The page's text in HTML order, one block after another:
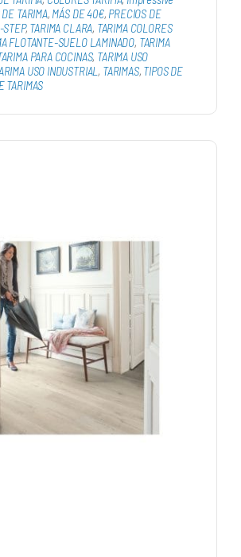
TARIMA, MÁS DE 40€, PRECIOS DE
STEP, TARIMA CLARA, TARIMA COLORES
FLOTANTE-SUELO LAMINADO, TARIMA
PARA COCINAS, TARIMA USO
USO INDUSTRIAL , TARIMAS, TIPOS DE
TARIMAS